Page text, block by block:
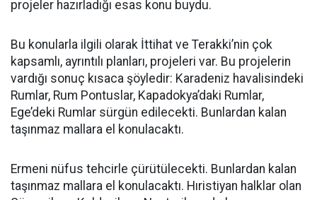
projeler hazırladığı esas konu buydu.
Bu konularla ilgili olarak İttihat ve Terakki’nin çok
kapsamlı, ayrıntılı planları, projeleri var. Bu projelerin
vardığı sonuç kısaca şöyledir: Karadeniz havalisindeki
Rumlar, Rum Pontuslar, Kapadokya’daki Rumlar,
Ege’deki Rumlar sürgün edilecekti. Bunlardan kalan
taşınmaz mallara el konulacaktı.
Ermeni nüfus tehcirle çürütülecekti. Bunlardan kalan
taşınmaz mallara el konulacaktı. Hıristiyan halklar olan